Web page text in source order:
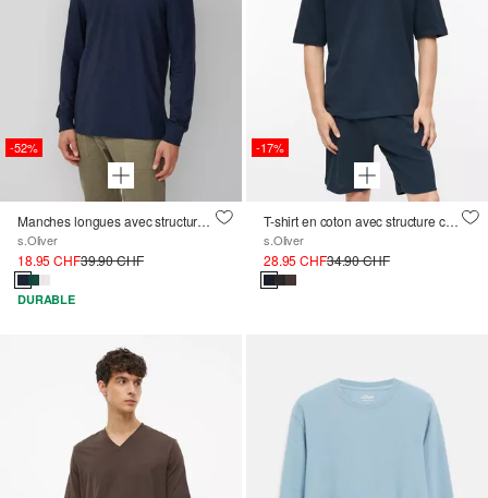
-52%
Manches longues avec structure en fil de flamme et impression sur le devant
s.Oliver
18.95 CHF39.90 CHF
DURABLE
-17%
T-shirt en coton avec structure côtelée, coupe moderne
s.Oliver
28.95 CHF34.90 CHF